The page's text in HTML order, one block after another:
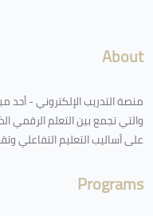
About
منصة التدريب الإلكتروني - أحد
والتي تجمع بين التعلم الرقمي
على أساليب التعليم التفاعلي
Programs